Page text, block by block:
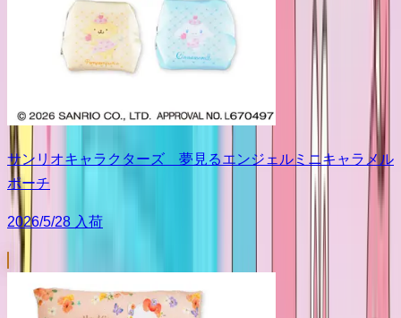
サンリオキャラクターズ 夢見るエンジェルミニキャラメル
ポーチ
2026/5/28 入荷